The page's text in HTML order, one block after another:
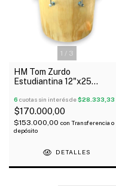
1 / 3
HM Tom Zurdo
Estudiantina 12"x25
Torres
6 cuotas sin interés de$28.333,33
$170.000,00
$153.000,00 con Transferencia o
depósito
DETALLES